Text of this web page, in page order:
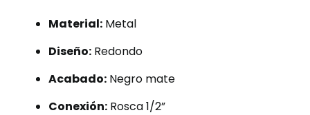
Material: Metal
Diseño: Redondo
Acabado: Negro mate
Conexión: Rosca 1/2”